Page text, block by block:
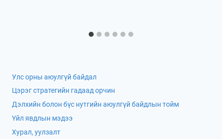
Улс орны аюулгүй байдал
Цэрэг стратегийн гадаад орчин
Дэлхийн болон бүс нутгийн аюулгүй байдлын тойм
Үйл явдлын мэдээ
Хурал, уулзалт